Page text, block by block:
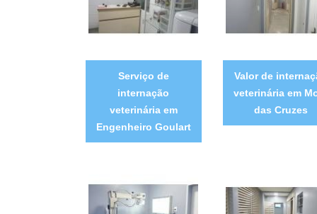
Serviço de
internação
veterinária em
Engenheiro Goulart
Valor de
veterinária em
das Cruzes